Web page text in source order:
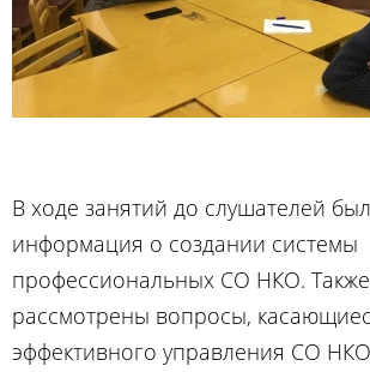
В ходе занятий до слушателей
информация о создании системы
профессиональных СО НКО.
рассмотрены вопросы,
эффективного управления СО НКО